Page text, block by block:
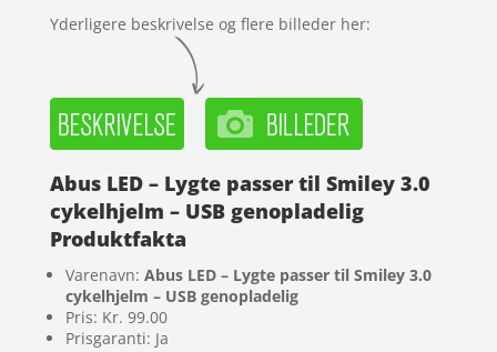
Yderligere beskrivelse og flere billeder her:
Abus LED – Lygte passer til Smiley 3.0
cykelhjelm – USB genopladelig
Produktfakta
Varenavn: Abus LED – Lygte passer til Smiley 3.0
cykelhjelm – USB genopladelig
Pris: Kr. 99.00
Prisgaranti: Ja